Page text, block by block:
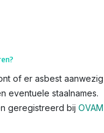
of er asbest aanwezig
eventuele staalnames.
geregistreerd bij OVAM